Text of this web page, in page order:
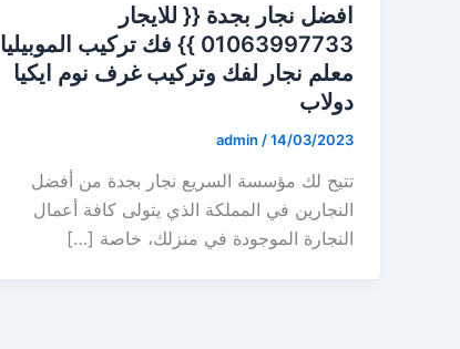
افضل نجار بجدة {{ للايجار
01063997733 }} فك تركيب الموبيليا
⁦معلم نجار لفك وتركيب غرف نوم ايكيا
دولاب
admin /14/03/2023
تتيح لك مؤسسة السريع نجار بجدة من أفضل
النجارين في المملكة الذي يتولى كافة أعمال
النجارة الموجودة في منزلك، خاصة […]